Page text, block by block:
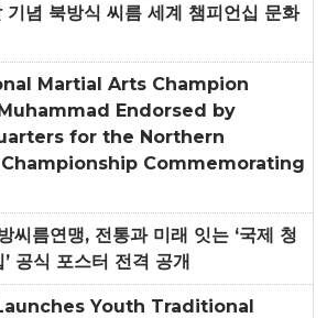
기념 북방식 씨름 세계 챔피언십 문화
Martial Arts Champion
Endorsed by
for the Northern
Commemorating
씨름연맹, 전통과 미래 잇는 ‘국제 청
공식 포스터 전격 공개
Youth Traditional